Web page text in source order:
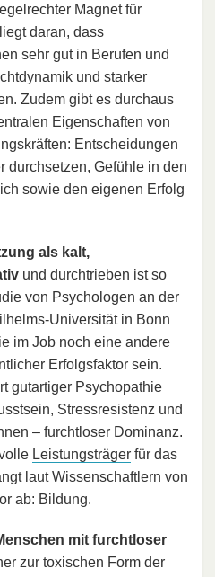
Magnet für
daran, dass
sehr gut in Berufen und
und starker
Zudem gibt es durchaus
Eigenschaften von
Entscheidungen
durchsetzen, Gefühle in den
sowie den eigenen Erfolg
als kalt,
und durchtrieben ist so
von Psychologen an der
Universität in Bonn
im Job noch eine andere
Erfolgsfaktor sein.
gutartiger Psychopathie
Stressresistenz und
– furchtloser Dominanz.
Leistungsträger für das
laut Wissenschaftlern von
ab: Bildung.
mit furchtloser
zur toxischen Form der